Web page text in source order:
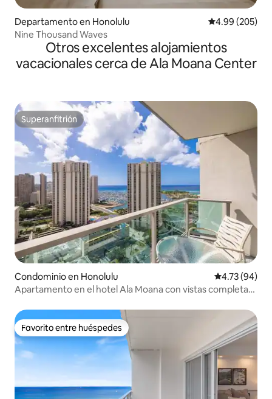
Departamento en Honolulu Calificación
4.99 (205)
Nine Thousand Waves
Otros excelentes alojamientos
vacacionales cerca de Ala Moana Center
Superanfitrión
Superanfitrión
Condominio en Honolulu Calificación
4.73 (94)
Apartamento en el hotel Ala Moana con vistas completas
Favorito entre huéspedes
Favorito entre huéspedes